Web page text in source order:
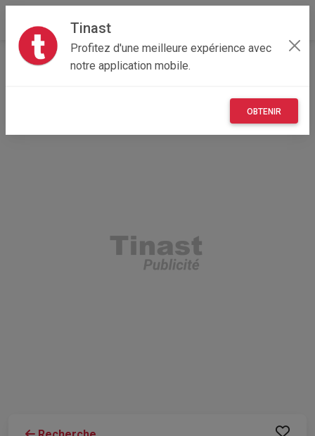
Tinast
Profitez d'une meilleure expérience avec
notre application mobile.
OBTENIR
Accueil Véhicules
Provence-Alpes-Côte d'Azur